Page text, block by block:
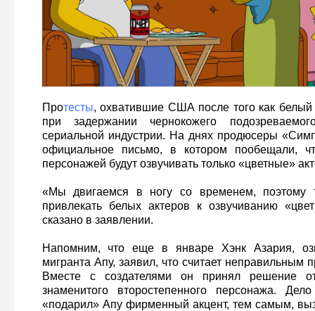
Протесты, охватившие США после того как белый
при задержании чернокожего
сериальной индустрии. На днях продюсеры
официальное письмо, в котором пообещали,
персонажей будут озвучивать только «цветные»
«Мы двигаемся в ногу со временем,
привлекать белых актеров к озвучиванию
сказано в заявлении.
Напомним, что еще в январе Хэнк Азария,
мигранта Апу, заявил, что считает неправильным
Вместе с создателями он принял решение
знаменитого второстепенного персонажа.
«подарил» Апу фирменный акцент, тем самым,